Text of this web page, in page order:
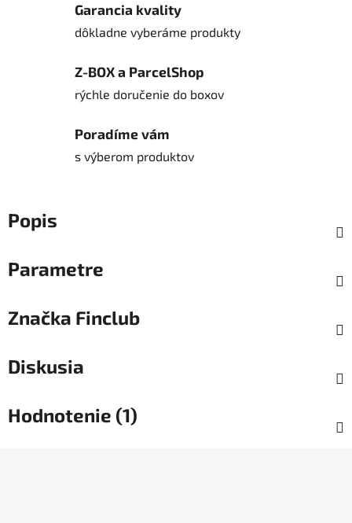
Garancia kvality
dôkladne vyberáme produkty
Z-BOX a ParcelShop
rýchle doručenie do boxov
Poradíme vám
s výberom produktov
Popis
Parametre
Značka Finclub
Diskusia
Hodnotenie (1)